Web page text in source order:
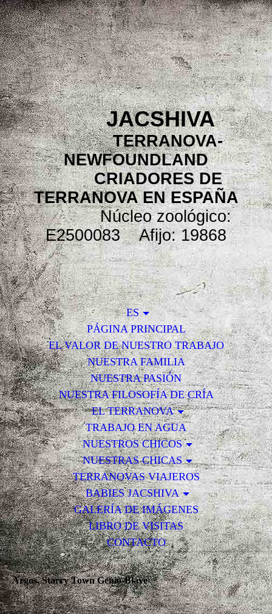
JACSHIVA
TERRANOVA-
NEWFOUNDLAND
CRIADORES DE
TERRANOVA EN ESPAÑA
Núcleo zoológico:
E2500083 Afijo: 19868
ES
PÁGINA PRINCIPAL
EL VALOR DE NUESTRO TRABAJO
NUESTRA FAMILIA
NUESTRA PASIÓN
NUESTRA FILOSOFÍA DE CRÍA
EL TERRANOVA
TRABAJO EN AGUA
NUESTROS CHICOS
NUESTRAS CHICAS
TERRANOVAS VIAJEROS
BABIES JACSHIVA
GALERÍA DE IMÁGENES
LIBRO DE VISITAS
CONTACTO
Argos. Starry Town Genio-Blave